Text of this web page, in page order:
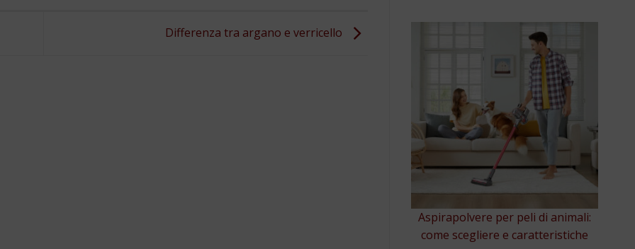
Differenza tra argano e verricello
Aspirapolvere per peli di animali:
come scegliere e caratteristiche